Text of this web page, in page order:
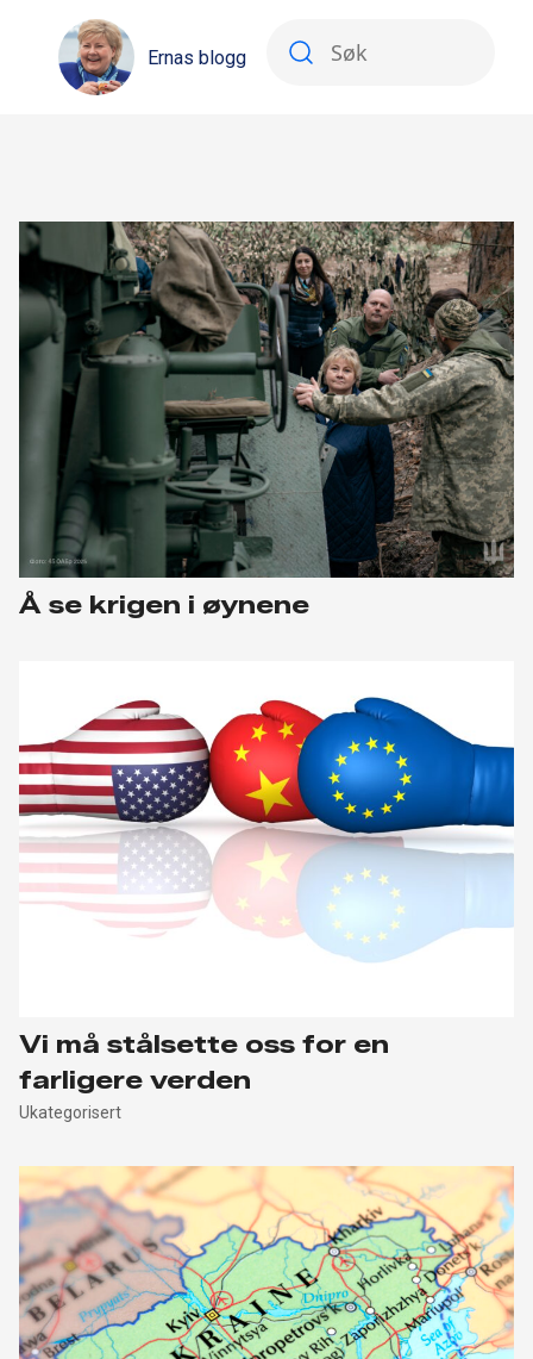
Ernas blogg
Å se krigen i øynene
Vi må stålsette oss for en
farligere verden
Ukategorisert